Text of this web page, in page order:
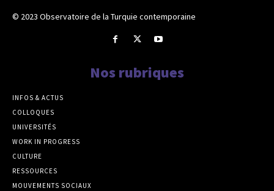
© 2023 Observatoire de la Turquie contemporaine
Nos rubriques
INFOS & ACTUS
COLLOQUES
UNIVERSITÉS
WORK IN PROGRESS
CULTURE
RESSOURCES
MOUVEMENTS SOCIAUX